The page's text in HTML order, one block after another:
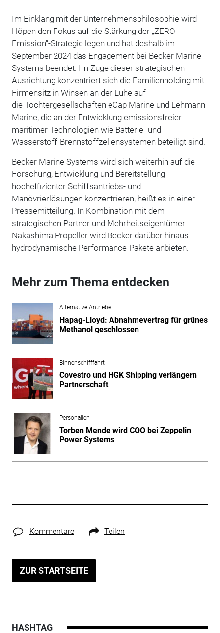
Im Einklang mit der Unternehmensphilosophie wird
Höpen den Fokus auf die Stärkung der „ZERO
Emission“-Strategie legen und hat deshalb im
September 2024 das Engagement bei Becker Marine
Systems beendet. Im Zuge dieser strategischen
Ausrichtung konzentriert sich die Familienholding mit
Firmensitz in Winsen an der Luhe auf
die Tochtergesellschaften eCap Marine und Lehmann
Marine, die an der Entwicklung emissionsfreier
maritimer Technologien wie Batterie- und
Wasserstoff-Brennstoffzellensystemen beteiligt sind.
Becker Marine Systems wird sich weiterhin auf die
Forschung, Entwicklung und Bereitstellung
hocheffizienter Schiffsantriebs- und
Manövrierlösungen konzentrieren, heißt es in einer
Pressemitteilung. In Kombination mit dem
strategischen Partner und Mehrheitseigentümer
Nakashima Propeller wird Becker darüber hinaus
hydrodynamische Performance-Pakete anbieten.
Mehr zum Thema entdecken
Alternative Antriebe
Hapag-Lloyd: Abnahmevertrag für grünes
Methanol geschlossen
Binnenschifffahrt
Covestro und HGK Shipping verlängern
Partnerschaft
Personalien
Torben Mende wird COO bei Zeppelin
Power Systems
Kommentare Teilen
ZUR STARTSEITE
HASHTAG